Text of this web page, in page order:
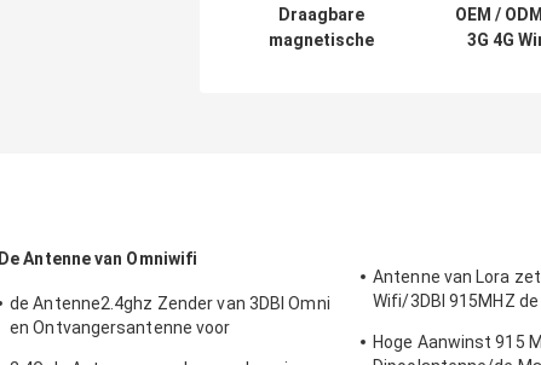
Draagbare
magnetische
OEM /
3G 4G
De Antenne van Omniwifi
de Antenne2.4ghz Zender van 3DBI Omni
en Ontvangersantenne voor
Antenne van Lora
Wifi/3DBI 915MHZ
Hoge Aanwinst 915